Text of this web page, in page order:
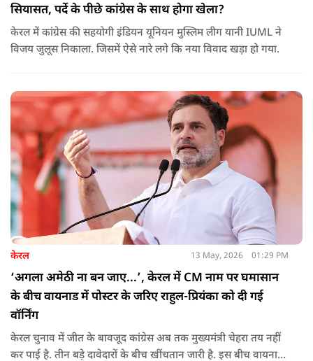
सियासत, पर्दे के पीछे कांग्रेस के साथ होगा खेला?
केरल में कांग्रेस की सहयोगी इंडियन यूनियन मुस्लिम लीग यानी IUML ने
विजय जुलूस निकाला. जिसमें ऐसे नारे लगे कि नया विवाद खड़ा हो गया.
केरल 13 May, 2026 01:29 PM
‘अगला अमेठी ना बन जाए...’, केरल में CM नाम पर घमासान
के बीच वायनाड में पोस्टर के जरिए राहुल-प्रियंका को दी गई
वॉर्निंग
केरल चुनाव में जीत के बावजूद कांग्रेस अब तक मुख्यमंत्री चेहरा तय नहीं
कर पाई है. तीन बड़े दावेदारों के बीच खींचतान जारी है. इस बीच वायनाड